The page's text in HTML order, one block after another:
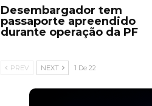
Desembargador tem
passaporte apreendido
durante operação da PF
PREV NEXT 1 De 22